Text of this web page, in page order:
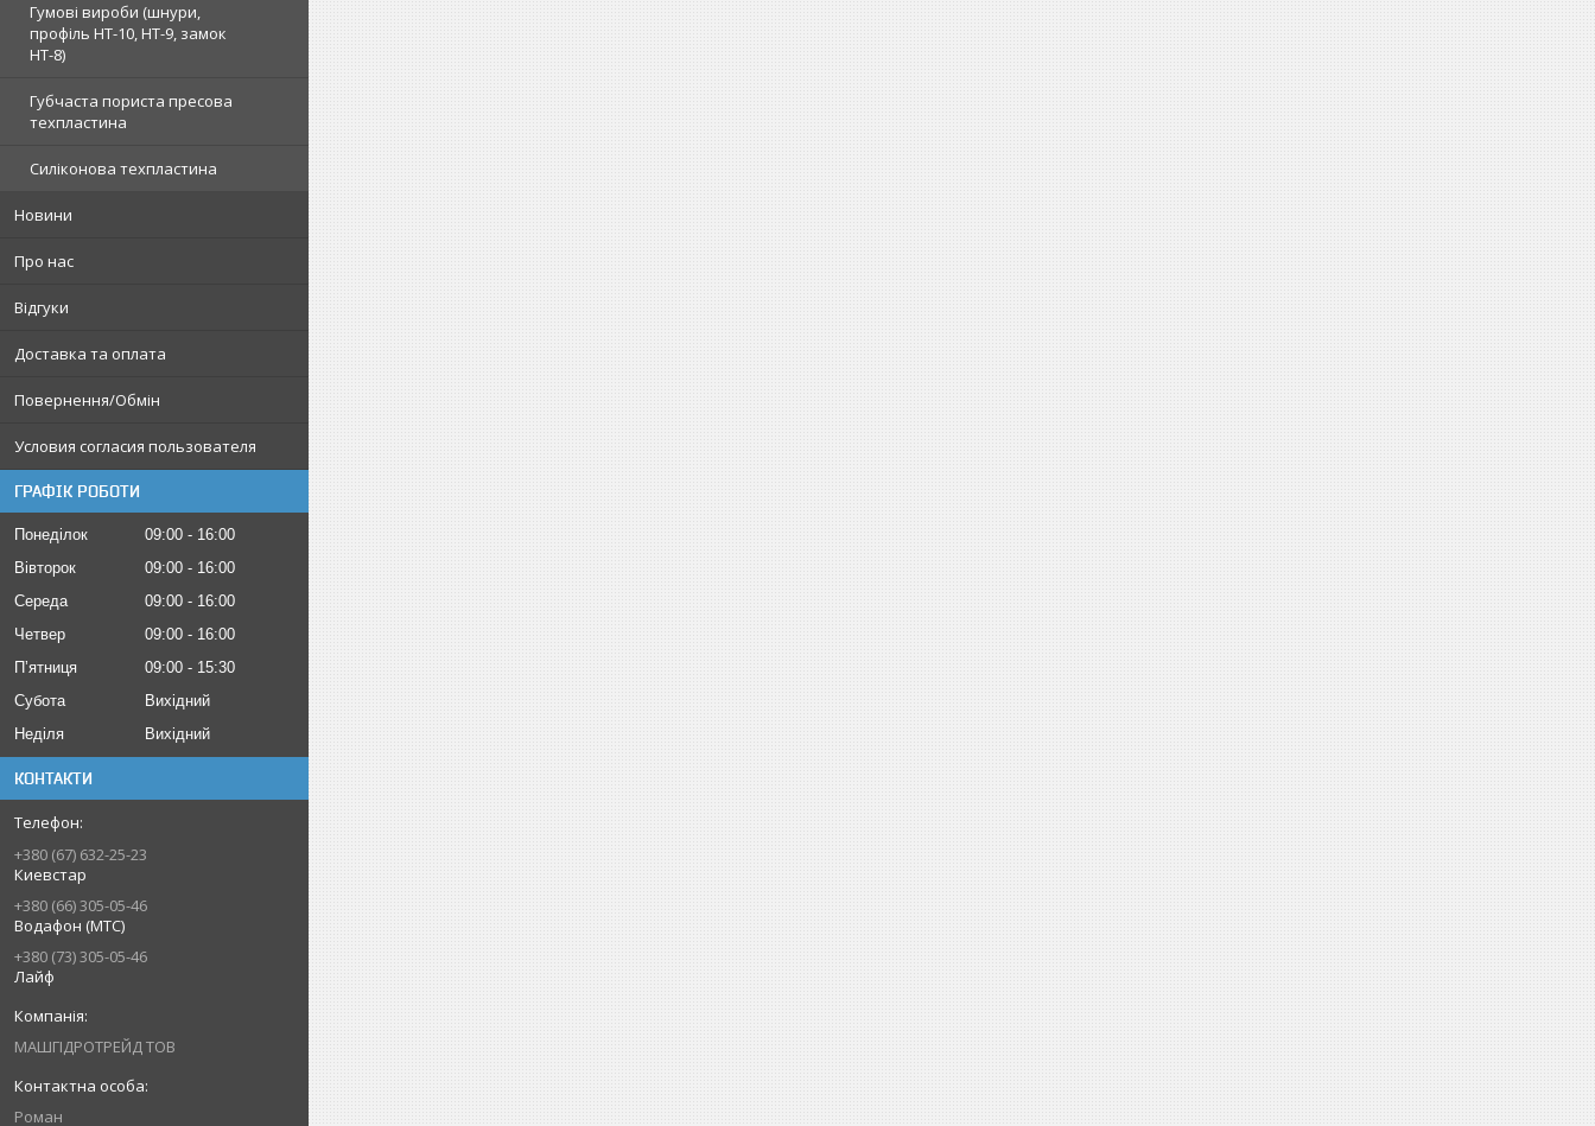
Гумові вироби (шнури,
профіль НТ-10, НТ-9, замок
НТ-8)
Губчаста пориста пресова
техпластина
Силіконова техпластина
Новини
Про нас
Відгуки
Доставка та оплата
Повернення/Обмін
Условия согласия пользователя
ГРАФІК РОБОТИ
Понеділок 09:00
16:00
Вівторок
09:00
16:00
Середа
09:00
16:00
Четвер
09:00
16:00
Пʼятниця
09:00
15:30
Субота
Вихідний
Неділя
Вихідний
КОНТАКТИ
+380 (67) 632-25-23
Киевстар
+380 (66) 305-05-46
Водафон (МТС)
+380 (73) 305-05-46
Лайф
МАШГІДРОТРЕЙД ТОВ
Роман